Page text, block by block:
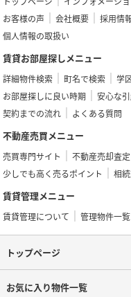
お客様の声
会社概要 採用情
個人情報の取扱い
賃貸お部屋探しメニュー
詳細物件検索 町名で検索 学
お部屋探しに良い時期
安心な
契約までの流れ
よくある質問
不動産売買メニュー
売買専門サイト 不動産売却査定
少しでも高く売るポイント
相
賃貸管理メニュー
賃貸管理について 管理物件一覧
トップページ
お気に入り物件一覧